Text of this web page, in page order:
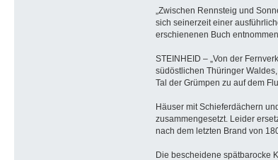
„Zwischen Rennsteig und
sich seinerzeit einer
erschienenen Buch
STEINHEID – „Von der
südöstlichen Thüringer
Tal der Grümpen zu auf dem
Häuser mit Schieferdächern
zusammengesetzt. Leider
nach dem letzten Brand von
Die bescheidene spätbarocke